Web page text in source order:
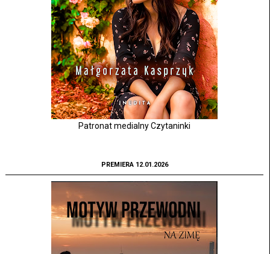
Patronat medialny Czytaninki
PREMIERA 12.01.2026